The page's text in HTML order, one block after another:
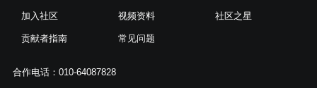
加入社区
贡献者指南
视频资料
常见问题
社区之星
合作电话：010-64087828